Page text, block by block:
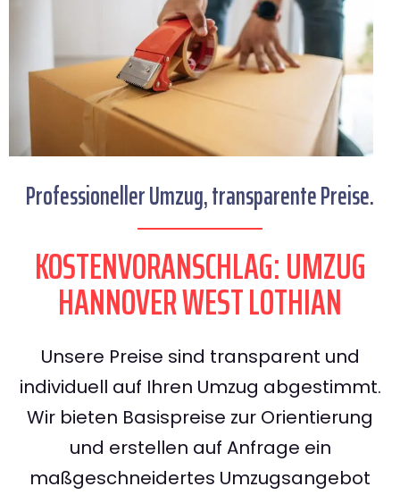
Professioneller Umzug, transparente Preise.
KOSTENVORANSCHLAG: UMZUG
HANNOVER WEST LOTHIAN
Unsere Preise sind transparent und
individuell auf Ihren Umzug abgestimmt.
Wir bieten Basispreise zur Orientierung
und erstellen auf Anfrage ein
maßgeschneidertes Umzugsangebot